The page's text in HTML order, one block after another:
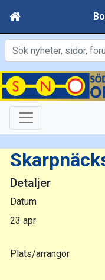
Detaljer
Datum
23 apr
Plats/arrangör